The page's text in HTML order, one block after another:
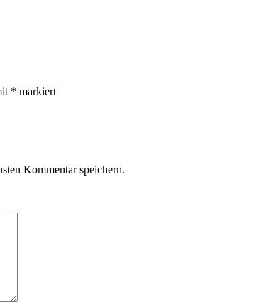
* markiert
Kommentar speichern.